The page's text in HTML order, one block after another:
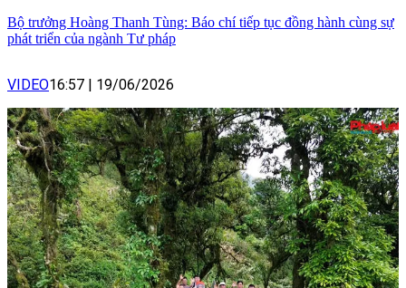
Bộ trưởng Hoàng Thanh Tùng: Báo chí tiếp tục đồng hành cùng sự
phát triển của ngành Tư pháp
VIDEO16:57 | 19/06/2026